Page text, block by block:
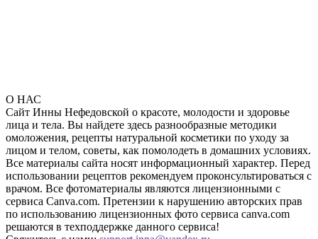
О НАС
Сайт Инны Нефедовской о красоте, молодости и здоровье
лица и тела. Вы найдете здесь разнообразные методики
омоложения, рецепты натуральной косметики по уходу за
лицом и телом, советы, как помолодеть в домашних условиях.
Все материалы сайта носят информационный характер. Перед
использовании рецептов рекомендуем проконсультироваться с
врачом. Все фотоматериалы являются лицензионными с
сервиса Canva.com. Претензии к нарушению авторских прав
по использованию лицензионных фото сервиса canva.com
решаются в техподдержке данного сервиса!